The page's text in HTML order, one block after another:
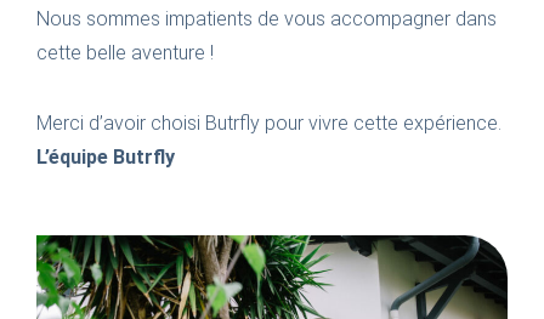
Nous sommes impatients de vous accompagner dans
cette belle aventure !
Merci d’avoir choisi Butrfly pour vivre cette expérience.
L’équipe Butrfly